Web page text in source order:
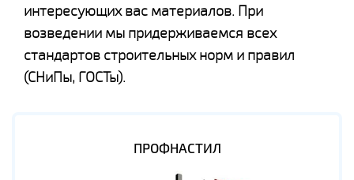
интересующих вас материалов. При
возведении мы придерживаемся всех
стандартов строительных норм и правил
(СНиПы, ГОСТы).
ПРОФНАСТИЛ